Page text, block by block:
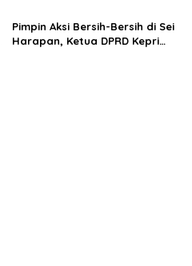
Pimpin Aksi Bersih-Bersih di Sei
Harapan, Ketua DPRD Kepri